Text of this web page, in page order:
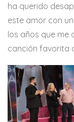
ha querido
este amor con
los años que me
canción favorita